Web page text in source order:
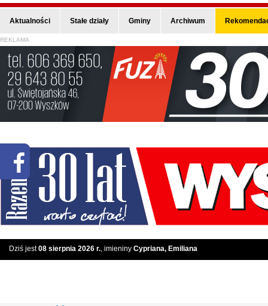
Aktualności Stałe działy Gminy Archiwum
REKLAMA
Dziś jest08 sierpnia 2026 r., imieniny Cypriana, Emiliana